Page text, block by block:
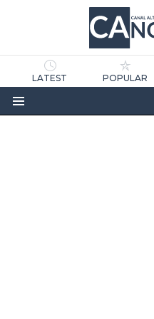
LATEST POPULAR
Menu